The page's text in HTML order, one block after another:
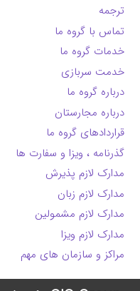
ترجمه
تماس با گروه ما
خدمات گروه ما
خدمت سربازی
درباره گروه ما
درباره مجارستان
قراردادهای گروه ما
گذرنامه ، ویزا و سفارت ها
مدارک لازم پذیرش
مدارک لازم زبان
مدارک لازم مشمولین
مدارک لازم ویزا
مراکز و سازمان های مهم